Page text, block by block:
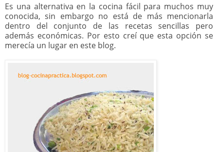
Es una alternativa en la cocina fácil para muchos muy
conocida, sin embargo no está de más mencionarla
dentro del conjunto de las recetas sencillas pero
además económicas. Por esto creí que esta opción se
merecía un lugar en este blog.